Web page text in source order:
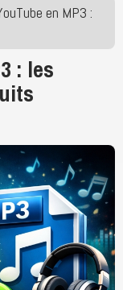
en MP3 :
: les